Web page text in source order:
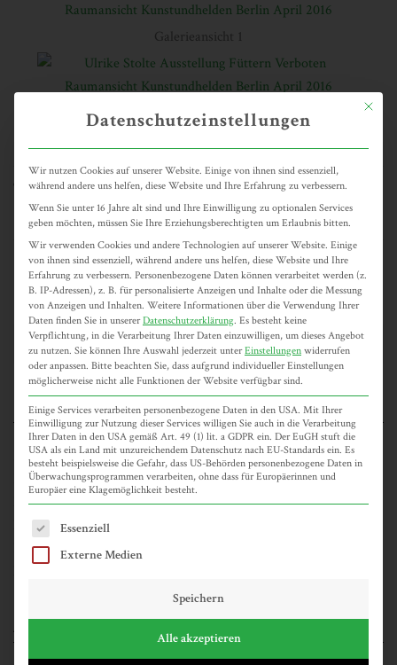
Galerieansicht 1
Galerieansicht 2
CATEGORIES: Veranstaltungen
SHARE:
NEUESTE BEITRÄGE
Kunst Workshop – Frottage
Duo Show in Hamburg – Ausstellung noch bis 04. März 2017
Es weihnachtet – Ateliertreffen Ulrike Stolte l Meike Dölp 20.
November 2016
Füttern Verboten – Ausstellung noch bis 28. Mai 2016
ARCHIV
Mit
Datenschutzeinstellungen
Wir nutzen Cookies auf unserer Website. Einige von ihnen sind essenziell,
während andere uns helfen, diese Website und Ihre Erfahrung zu verbessern.
Wenn Sie unter 16 Jahre alt sind und Ihre Einwilligung zu optionalen Services
geben möchten, müssen Sie Ihre Erziehungsberechtigten um Erlaubnis bitten.
Wir verwenden Cookies und andere Technologien auf unserer Website. Einige
von ihnen sind essenziell, während andere uns helfen, diese Website und Ihre
Erfahrung zu verbessern. Personenbezogene Daten können verarbeitet werden (z.
B. IP-Adressen), z. B. für personalisierte Anzeigen und Inhalte oder die Messung
von Anzeigen und Inhalten. Weitere Informationen über die Verwendung Ihrer
Daten finden Sie in unsererDatenschutzerklärung. Es besteht keine
Verpflichtung, in die Verarbeitung Ihrer Daten einzuwilligen, um dieses Angebot
zu nutzen. Sie können Ihre Auswahl jederzeit unterEinstellungenwiderrufen
oder anpassen. Bitte beachten Sie, dass aufgrund individueller Einstellungen
möglicherweise nicht alle Funktionen der Website verfügbar sind.
Einige Services verarbeiten personenbezogene Daten in den USA. Mit Ihrer
Einwilligung zur Nutzung dieser Services willigen Sie auch in die Verarbeitung
Ihrer Daten in den USA gemäß Art. 49 (1) lit. a GDPR ein. Der EuGH stuft die
USA als ein Land mit unzureichendem Datenschutz nach EU-Standards ein. Es
besteht beispielsweise die Gefahr, dass US-Behörden personenbezogene Daten in
Überwachungsprogrammen verarbeiten, ohne dass für Europäerinnen und
Europäer eine Klagemöglichkeit besteht.
Es folgt eine Liste der Service-Gruppen, für die eine
Essenziell
Externe Medien
Speichern
Alle akzeptieren